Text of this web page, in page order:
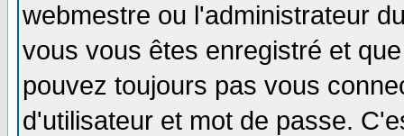
webmestre ou l'administrateur
vous vous êtes enregistré et
pouvez toujours pas vous
d'utilisateur et mot de passe.